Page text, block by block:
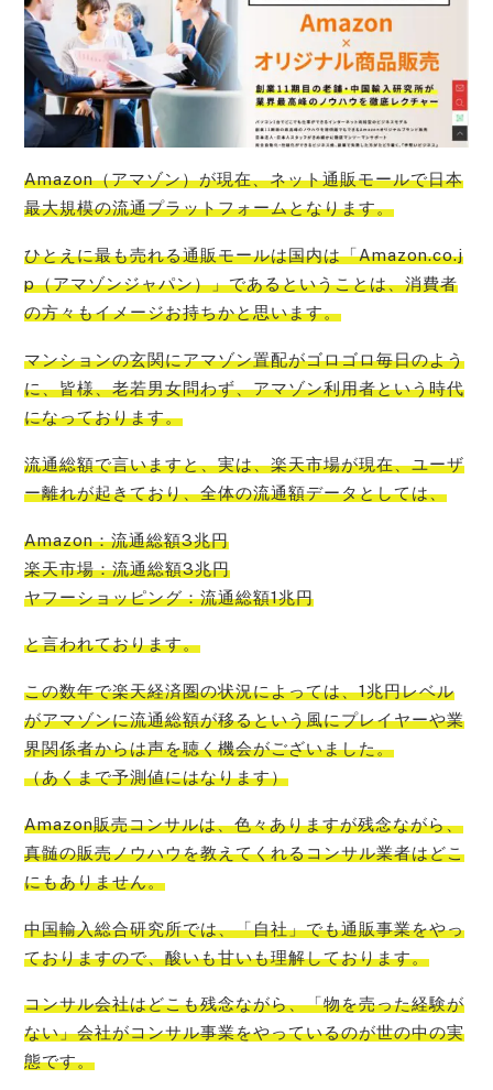
Amazon（アマゾン）が現在、ネット通販モールで日本
最大規模の流通プラットフォームとなります。
ひとえに最も売れる通販モールは国内は「Amazon.co.j
p（アマゾンジャパン）」であるということは、消費者
の方々もイメージお持ちかと思います。
マンションの玄関にアマゾン置配がゴロゴロ毎日のよう
に、皆様、老若男女問わず、アマゾン利用者という時代
になっております。
流通総額で言いますと、実は、楽天市場が現在、ユーザ
ー離れが起きており、全体の流通額データとしては、
Amazon：流通総額3兆円
楽天市場：流通総額3兆円
ヤフーショッピング：流通総額1兆円
と言われております。
この数年で楽天経済圏の状況によっては、1兆円レベル
がアマゾンに流通総額が移るという風にプレイヤーや業
界関係者からは声を聴く機会がございました。
（あくまで予測値にはなります）
Amazon販売コンサルは、色々ありますが残念ながら、
真髄の販売ノウハウを教えてくれるコンサル業者はどこ
にもありません。
中国輸入総合研究所では、「自社」でも通販事業をやっ
ておりますので、酸いも甘いも理解しております。
コンサル会社はどこも残念ながら、「物を売った経験が
ない」会社がコンサル事業をやっているのが世の中の実
態です。